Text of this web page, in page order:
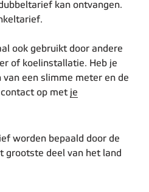
kan ontvangen.
ook gebruikt door andere
of koelinstallatie. Heb je
een slimme meter en de
contact op met je
worden bepaald door de
grootste deel van het land